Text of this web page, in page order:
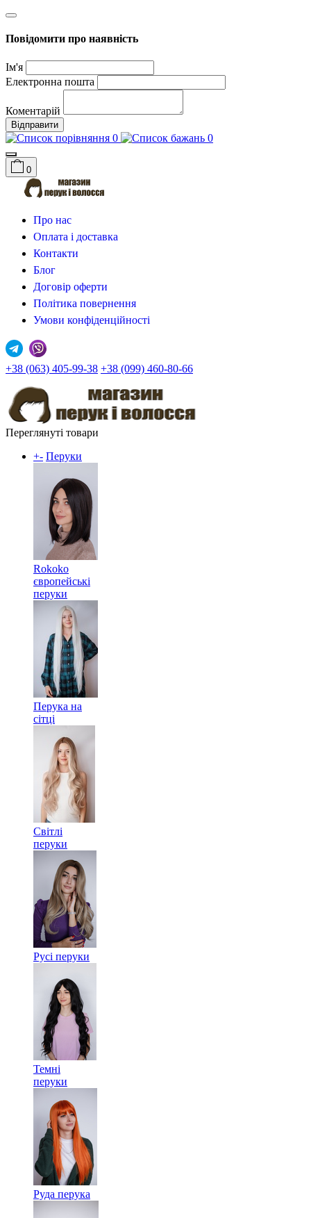
Повідомити про наявність
Ім'я
Електронна пошта
Коментарій
Відправити
0 0
0
Про нас
Оплата і доставка
Контакти
Блог
Договір оферти
Політика повернення
Умови конфіденційності
+38 (063) 405-99-38 +38 (099) 460-80-66
Переглянуті товари
+- Перуки
Rokoko
європейські
перуки
Перука на
сітці
Світлі
перуки
Русі перуки
Темні
перуки
Руда перука